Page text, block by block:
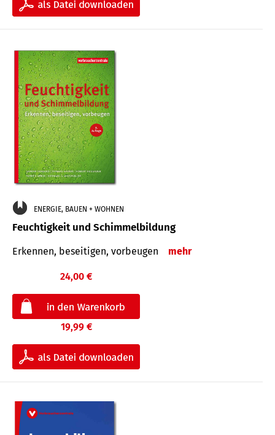
ENERGIE, BAUEN + WOHNEN
Feuchtigkeit und Schimmelbildung
Erkennen, beseitigen, vorbeugen mehr
24,00 €
19,99 €